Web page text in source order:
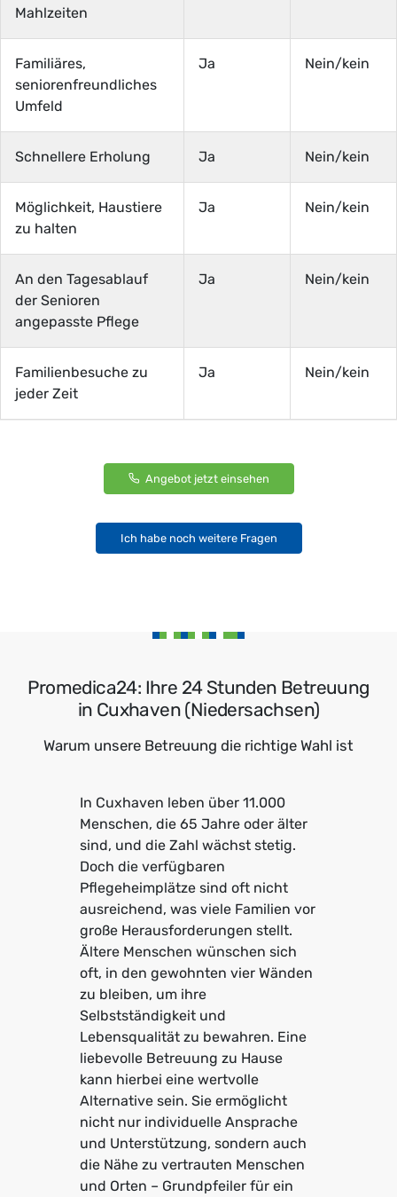
Mahlzeiten
Familiäres,
seniorenfreundliches
Umfeld
Ja Nein/kein
Schnellere Erholung Ja Nein/kein
Möglichkeit, Haustiere
zu halten
Ja Nein/kein
An den Tagesablauf
der Senioren
angepasste Pflege
Ja Nein/kein
Familienbesuche zu
jeder Zeit
Ja Nein/kein
Angebot jetzt einsehen
Ich habe noch weitere Fragen
Promedica24: Ihre 24 Stunden Betreuung
in Cuxhaven (Niedersachsen)
Warum unsere Betreuung die richtige Wahl ist
In Cuxhaven leben über 11.000
Menschen, die 65 Jahre oder älter
sind, und die Zahl wächst stetig.
Doch die verfügbaren
Pflegeheimplätze sind oft nicht
ausreichend, was viele Familien vor
große Herausforderungen stellt.
Ältere Menschen wünschen sich
oft, in den gewohnten vier Wänden
zu bleiben, um ihre
Selbstständigkeit und
Lebensqualität zu bewahren. Eine
liebevolle Betreuung zu Hause
kann hierbei eine wertvolle
Alternative sein. Sie ermöglicht
nicht nur individuelle Ansprache
und Unterstützung, sondern auch
die Nähe zu vertrauten Menschen
und Orten – Grundpfeiler für ein